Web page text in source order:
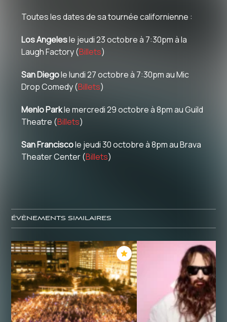
Toutes les dates de sa tournée californienne :
Los Angelesle jeudi 23 octobre à 7:30pm à la
Laugh Factory (Billets)
San Diegole lundi 27 octobre à 7:30pm au Mic
Drop Comedy (Billets)
Menlo Parkle mercredi 29 octobre à 8pm au Guild
Theatre (Billets)
San Franciscole jeudi 30 octobre à 8pm au Brava
Theater Center (Billets)
ÉVÈNEMENTS SIMILAIRES